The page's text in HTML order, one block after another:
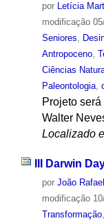
por Letícia
modificação
Seniores,
Antropoceno,
Ciências
Paleontologia,
Projeto
Walter
Localizado
III Darwin
por João Rafael
modificação
Transformação,